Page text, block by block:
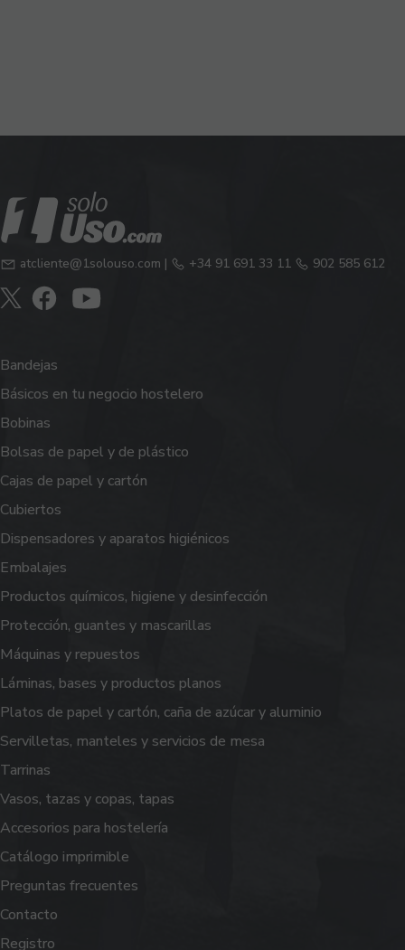
atcliente@1solouso.com | +34 91 691 33 11 902 585 612
Bandejas
Básicos en tu negocio hostelero
Bobinas
Bolsas de papel y de plástico
Cajas de papel y cartón
Cubiertos
Dispensadores y aparatos higiénicos
Embalajes
Productos químicos, higiene y desinfección
Protección, guantes y mascarillas
Máquinas y repuestos
Láminas, bases y productos planos
Platos de papel y cartón, caña de azúcar y aluminio
Servilletas, manteles y servicios de mesa
Tarrinas
Vasos, tazas y copas, tapas
Accesorios para hostelería
Catálogo imprimible
Preguntas frecuentes
Contacto
Registro